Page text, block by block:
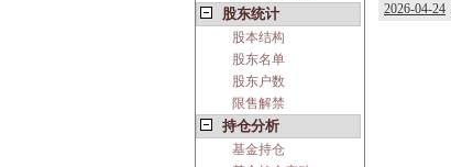
股东统计
股本结构
股东名单
股东户数
限售解禁
持仓分析
基金持仓
2026-04-24